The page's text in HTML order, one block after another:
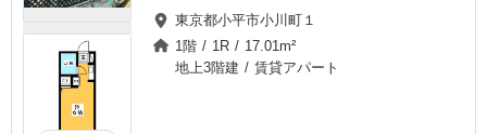
東京都小平市小川町１
1階 / 1R / 17.01m²
地上3階建 / 賃貸アパート